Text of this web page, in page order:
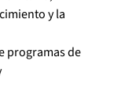
y la
programas de